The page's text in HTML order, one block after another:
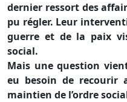
dernier ressort des
pu régler. Leur
guerre et de la paix
social.
Mais une question
eu besoin de recourir
maintien de l’ordre